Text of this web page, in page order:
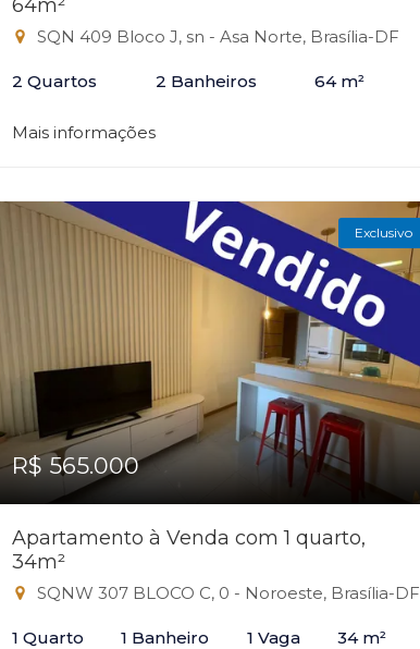
64m²
SQN 409 Bloco J, sn - Asa Norte, Brasília-DF
2 Quartos 2 Banheiros 64 m²
Mais informações
Exclusivo
R$ 565.000
Apartamento à Venda com 1 quarto,
34m²
SQNW 307 BLOCO C, 0 - Noroeste, Brasília-DF
1 Quarto 1 Banheiro 1 Vaga 34 m²